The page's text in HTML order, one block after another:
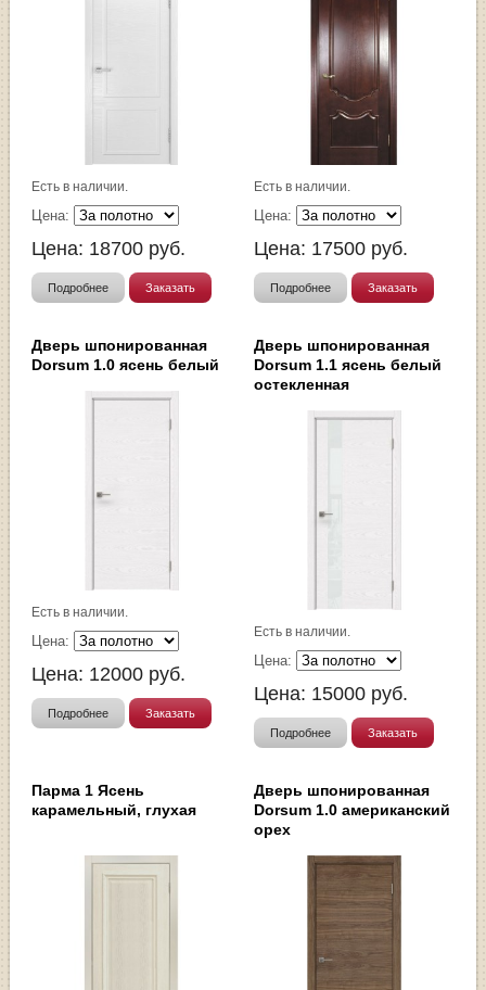
Есть в наличии.
Цена:
Цена: 18700 руб.
Подробнее Заказать
Есть в наличии.
Цена:
Цена: 17500 руб.
Подробнее Заказать
Дверь шпонированная
Dorsum 1.0 ясень белый
Есть в наличии.
Цена:
Цена: 12000 руб.
Подробнее Заказать
Дверь шпонированная
Dorsum 1.1 ясень белый
остекленная
Есть в наличии.
Цена:
Цена: 15000 руб.
Подробнее Заказать
Парма 1 Ясень
карамельный, глухая
Дверь шпонированная
Dorsum 1.0 американский
орех